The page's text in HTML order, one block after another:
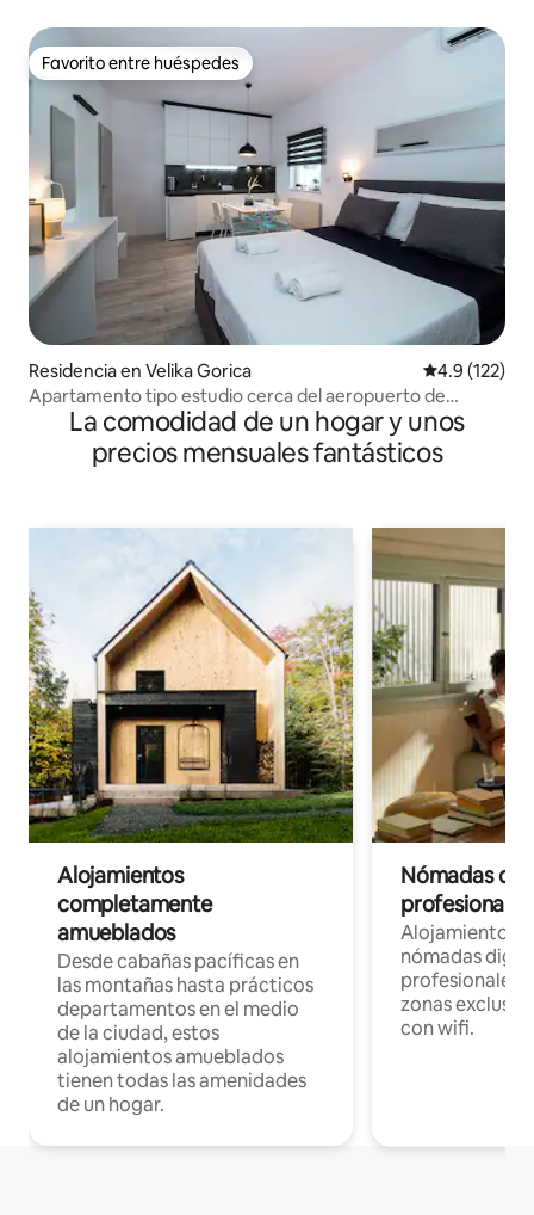
Favorito entre huéspedes
Favorito entre huéspedes
Residencia en Velika Gorica Calificación
4.9 (122)
Apartamento tipo estudio cerca del aeropuerto de
Zagreb, parking gratuito, wifi, aire acondicionado
La comodidad de un hogar y unos
precios mensuales fantásticos
Alojamientos
completamente
amueblados
Desde cabañas pacíficas en
las montañas hasta prácticos
departamentos en el medio
de la ciudad, estos
alojamientos amueblados
tienen todas las amenidades
de un hogar.
Nómadas
Alojamientos
nómadas
profesionales
zonas
con wifi.